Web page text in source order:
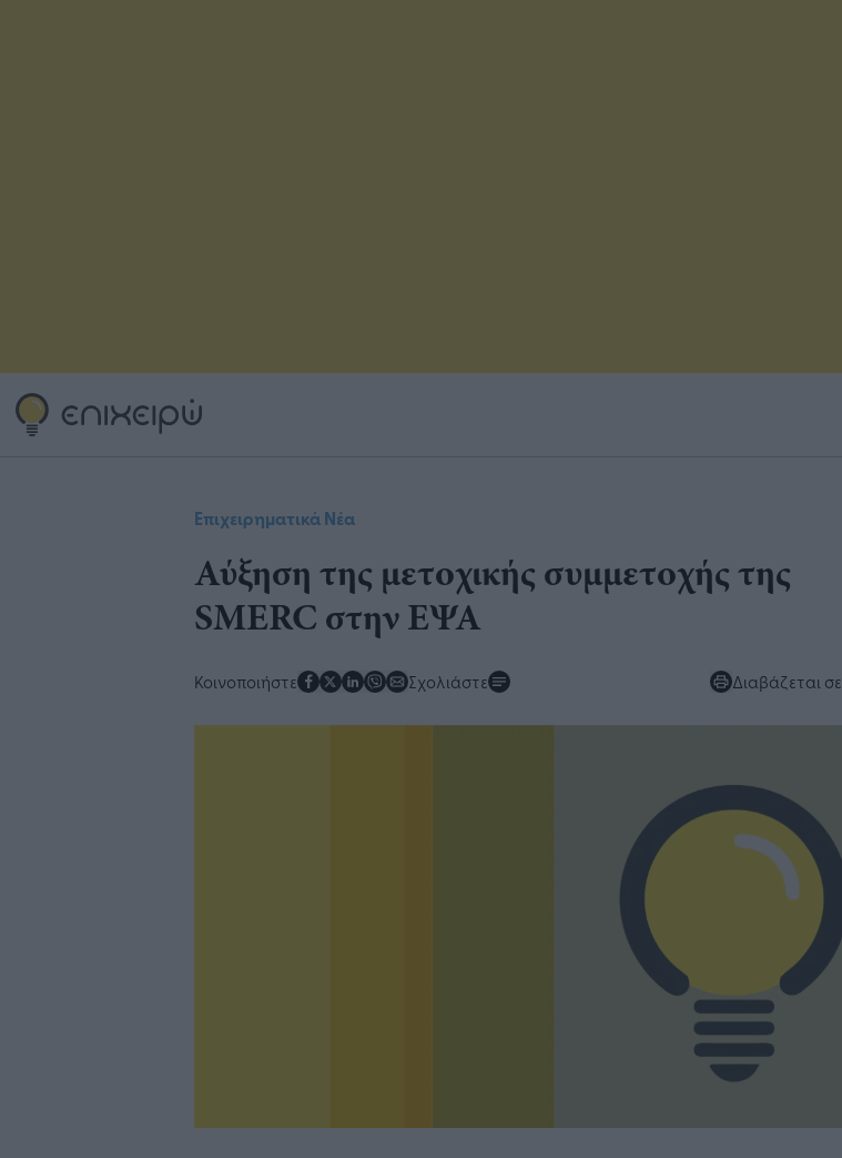
Επιχειρηματικά Νέα
Αύξηση της μετοχικής συμμετοχής της
SMERC στην ΕΨΑ
Κοινοποιήστε Σχολιάστε Διαβάζεται σε